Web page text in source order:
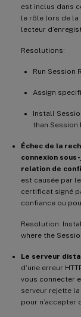
est inclus dans
le rôle lors de la
lecteur
Resolutions:
Run Session
Assign
Install
than Session
Échec de la
connexion
relation de
est causée par
certificat signé
confiance ou
Resolution:
where the
Le serveur
d’une erreur
vous connecter
serveur rejette
pour n’accepter